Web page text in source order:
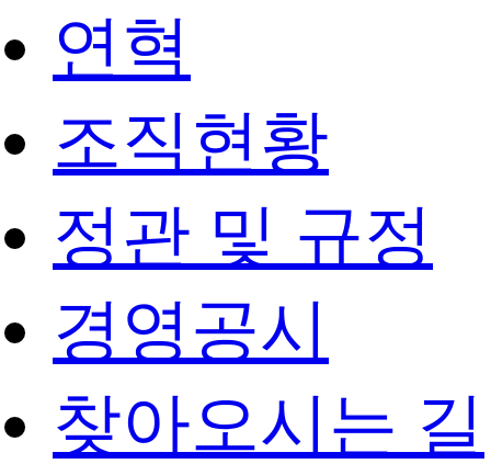
연혁
조직현황
정관 및 규정
경영공시
찾아오시는 길